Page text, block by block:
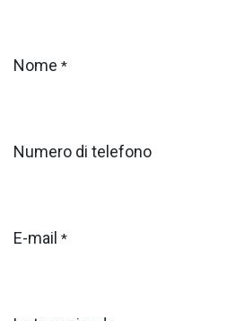
Nome *
Numero di telefono
E-mail *